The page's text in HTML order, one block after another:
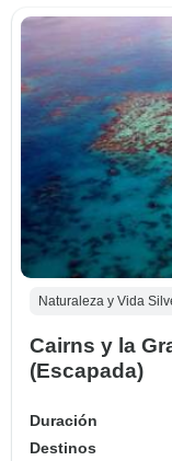
Naturaleza y Vida
Cairns y la
(Escapada)
Duración
Destinos